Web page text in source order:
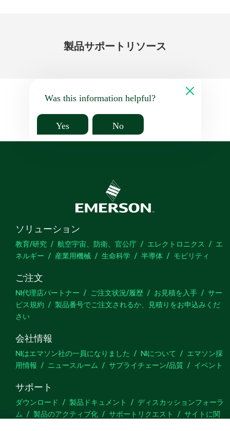
製品サポート リソース
Was this information helpful?
Yes No
ソリューション
教育/研究 航空宇宙、防衛、官公庁 エレクトロニクス
エ
ネルギー
産業用機械 生命科学 半導体 モビリティ
ご注文
NI代理店パートナー ご注文状況/履歴 お見積を入手
サー
ビス規約
製品番号でご注文されるか、見積りをお申込みくだ
さい
会社情報
NIはエマソン社の一員になりました NIについて
エマソン採
用情報
ニュースルーム サプライチェーン/品質 イベント
サポート
ダウンロード 製品ドキュメント
ディスカッションフォーラ
ム
製品のアクティブ化 サポートリクエスト
サイトに関